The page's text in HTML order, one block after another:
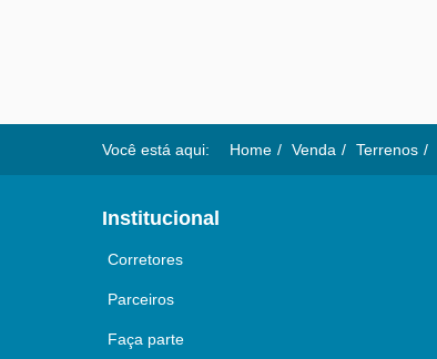
Você está aqui: Home Venda Terrenos
Institucional
Corretores
Parceiros
Faça parte